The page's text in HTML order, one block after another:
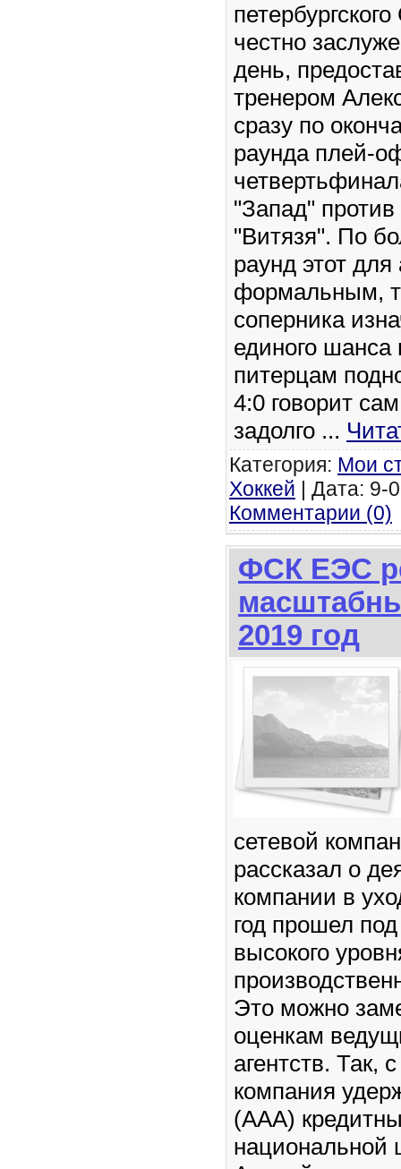
честно
день,
тренером
сразу по
раунда плей-
"Запад" против
"Витязя". По
раунд этот
формальным,
соперника
единого шанса
питерцам
4:0 говорит
задолго ...
Категория: Мои
Хоккей | Дата: 9-
Комментарии (0)
ФСК ЕЭС
2019 год
сетевой
рассказал о
компании в
год прошел
высокого
Это можно
оценкам
агентств. Так,
компания
(ААА)
национальной